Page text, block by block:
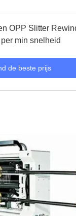
OPP Slitter
min snelheid
de beste prijs